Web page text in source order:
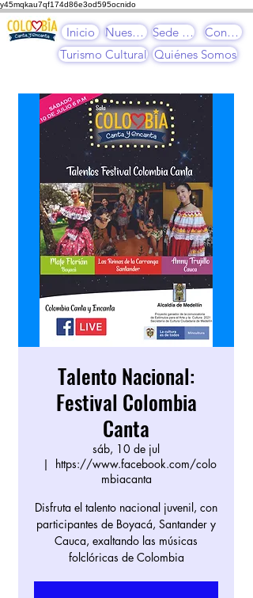
y45mqkau7qf174d86e3od595ocnido
Quiénes Somos
Nuestros Cursos Sede Cultural Contacto
Inicio
Turismo Cultural
Talento Nacional:
Festival Colombia
Canta
sáb, 10 de jul
  |
https://www.facebook.com/colo
mbiacanta
Disfruta el talento nacional juvenil, con
participantes de Boyacá, Santander y
Cauca, exaltando las músicas
folclóricas de Colombia